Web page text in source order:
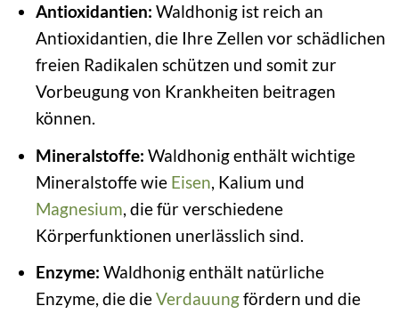
Antioxidantien: Waldhonig ist reich an
Antioxidantien, die Ihre Zellen vor schädlichen
freien Radikalen schützen und somit zur
Vorbeugung von Krankheiten beitragen
können.
Mineralstoffe: Waldhonig enthält wichtige
Mineralstoffe wie Eisen , Kalium und
Magnesium , die für verschiedene
Körperfunktionen unerlässlich sind.
Enzyme: Waldhonig enthält natürliche
Enzyme, die dieVerdauungfördern und die